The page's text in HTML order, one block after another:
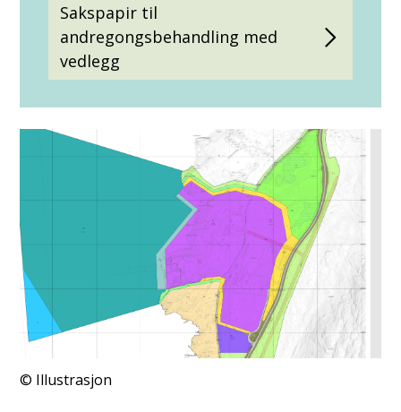
Sakspapir til
andregongsbehandling med
vedlegg
Illustrasjon